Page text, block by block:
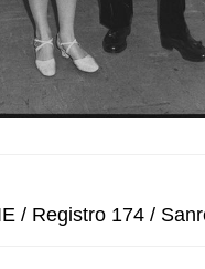
/ Registro 174 /